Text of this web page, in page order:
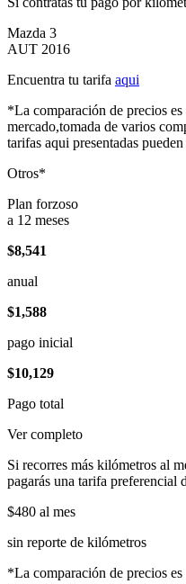
Mazda 3
AUT 2016
Encuentra tu tarifa aqui
*La comparación de precios
mercado,tomada de varios
tarifas aqui presentadas
Otros*
Plan forzoso
a 12 meses
$8,541
anual
$1,588
pago inicial
$10,129
Pago total
Ver completo
Si recorres más kilómetros al
pagarás una tarifa preferencial
$480 al mes
sin reporte de kilómetros
*La comparación de precios